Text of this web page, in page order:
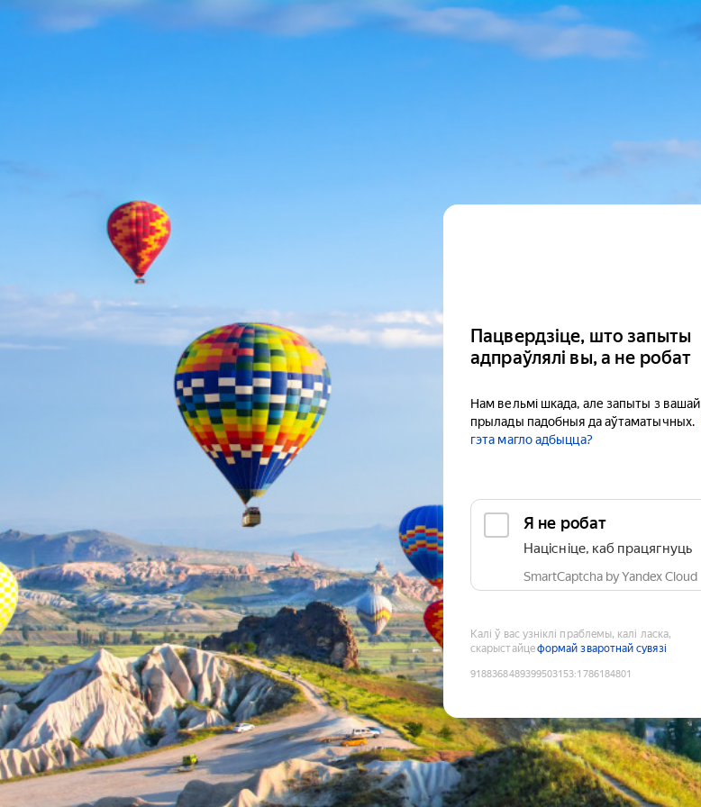
Пацвердзіце, што запыты
адпраўлялі вы, а не робат
Нам вельмі шкада, але запыты з вашай
прылады падобныя да аўтаматычных.
гэта магло адбыцца?
Я не робат
Націсніце, каб працягнуць
SmartCaptcha by Yandex Cloud
Калі ў вас узніклі праблемы, калі ласка,
скарыстайцеформай зваротнай сувязі
9188368489399503153:1786184801